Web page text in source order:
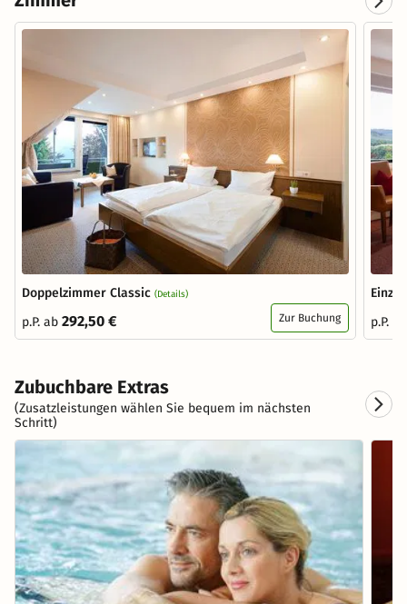
Doppelzimmer Classic (Details)
p.P. ab 292,50 € Zur Buchung
p.P.
Zubuchbare Extras
(Zusatzleistungen wählen Sie bequem im nächsten
Schritt)